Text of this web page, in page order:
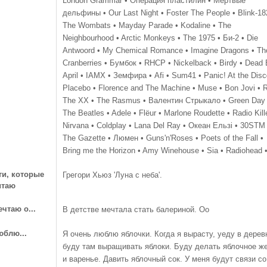
дельфины • Our Last Night • Foster The People • Blink-
The Wombats • Mayday Parade • Kodaline • The
Neighbourhood • Arctic Monkeys • The 1975 • Би-2 • Die
Antwoord • My Chemical Romance • Imagine Dragons •
Cranberries • Бумбок • RHCP • Nickelback • Birdy • Dead
April • IAMX • Земфира • Afi • Sum41 • Panic! At the
Placebo • Florence and The Machine • Muse • Bon Jovi •
The XX • The Rasmus • Валентин Стрыкало • Green Day
The Beatles • Adele • Flёur • Marlone Roudette • Radio
Nirvana • Coldplay • Lana Del Ray • Океан Ельзi • 30STM
The Gazette • Люмен • Guns'n'Roses • Poets of the Fall •
Bring me the Horizon • Amy Winehouse • Sia • Radiohead
которые
Грегори Хьюз 'Луна с неба'.
о... В детстве мечтала стать балериной. Оо
Я очень люблю яблочки. Когда я вырасту, уеду в
буду там выращивать яблоки. Буду делать яблочное
и варенье. Давить яблочный сок. У меня будут связи со